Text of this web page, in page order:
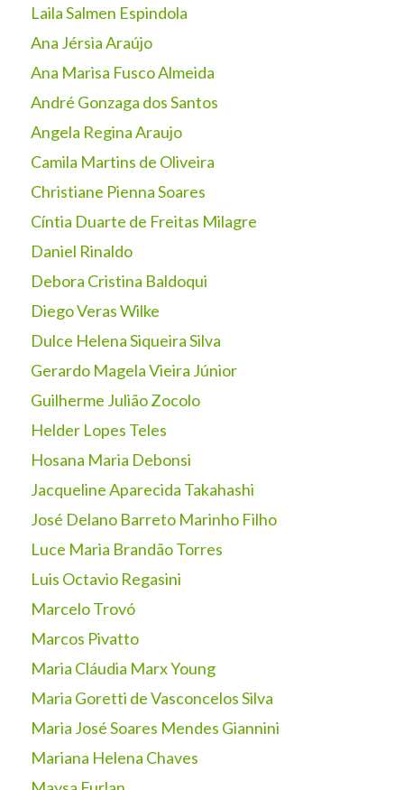
Laila Salmen Espindola
Ana Jérsia Araújo
Ana Marisa Fusco Almeida
André Gonzaga dos Santos
Angela Regina Araujo
Camila Martins de Oliveira
Christiane Pienna Soares
Cíntia Duarte de Freitas Milagre
Daniel Rinaldo
Debora Cristina Baldoqui
Diego Veras Wilke
Dulce Helena Siqueira Silva
Gerardo Magela Vieira Júnior
Guilherme Julião Zocolo
Helder Lopes Teles
Hosana Maria Debonsi
Jacqueline Aparecida Takahashi
José Delano Barreto Marinho Filho
Luce Maria Brandão Torres
Luis Octavio Regasini
Marcelo Trovó
Marcos Pivatto
Maria Cláudia Marx Young
Maria Goretti de Vasconcelos Silva
Maria José Soares Mendes Giannini
Mariana Helena Chaves